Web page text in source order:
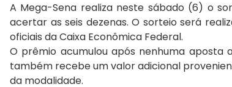
A Mega-Sena realiza neste sábado (6) o
acertar as seis dezenas. O sorteio será
oficiais da Caixa Econômica Federal.
O prêmio acumulou após nenhuma aposta
também recebe um valor adicional
da modalidade.